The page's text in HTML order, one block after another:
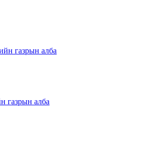
газрын алба
газрын алба